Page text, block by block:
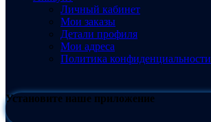
Личный кабинет
Мои заказы
Детали профиля
Мои адреса
Политика конфиденциальности
Установите наше приложение